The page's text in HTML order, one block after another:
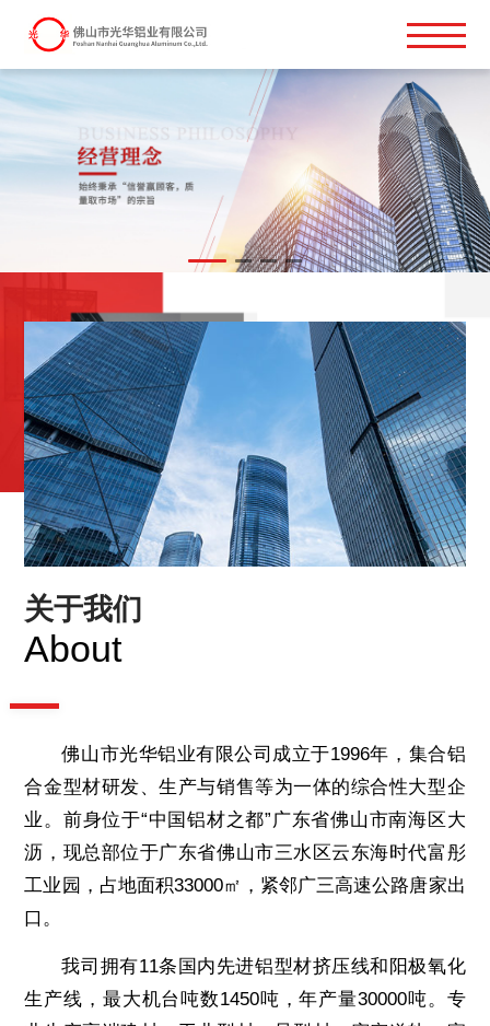
关于我们
About
佛山市光华铝业有限公司成立于1996年，集合铝
合金型材研发、生产与销售等为一体的综合性大型企
业。前身位于“中国铝材之都”广东省佛山市南海区大
沥，现总部位于广东省佛山市三水区云东海时代富彤
工业园，占地面积33000㎡，紧邻广三高速公路唐家出
口。
我司拥有11条国内先进铝型材挤压线和阳极氧化
生产线，最大机台吨数1450吨，年产量30000吨。专